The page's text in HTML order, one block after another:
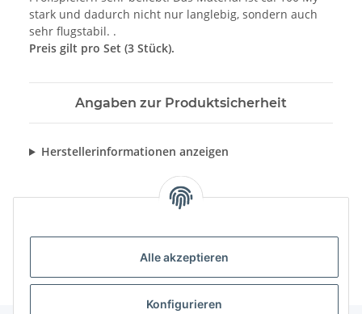
Alle akzeptieren
Konfigurieren
stark und dadurch nicht nur langlebig, sondern auch
sehr flugstabil. .
Preis gilt pro Set (3 Stück).
Angaben zur Produktsicherheit
Herstellerinformationen anzeigen